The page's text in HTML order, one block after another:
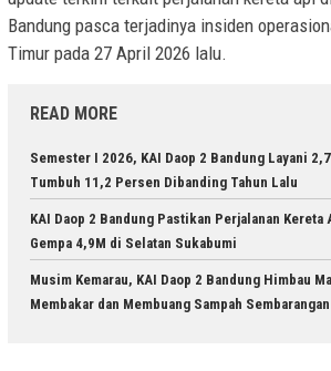
Bandung pasca terjadinya insiden
Timur pada 27 April 2026 lalu.
READ MORE
Semester I 2026, KAI Daop 2 Bandung Layani
Tumbuh 11,2 Persen Dibanding Tahun Lalu
KAI Daop 2 Bandung Pastikan Perjalanan Kereta
Gempa 4,9M di Selatan Sukabumi
Musim Kemarau, KAI Daop 2 Bandung Himbau
Membakar dan Membuang Sampah